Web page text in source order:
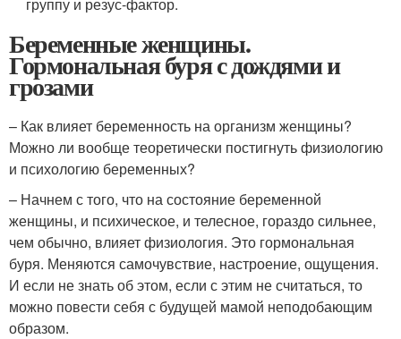
Беременные женщины.
Гормональная буря с дождями и
грозами
– Как влияет беременность на организм женщины?
Можно ли вообще теоретически постигнуть физиологию
и психологию беременных?
– Начнем с того, что на состояние беременной
женщины, и психическое, и телесное, гораздо сильнее,
чем обычно, влияет физиология. Это гормональная
буря. Меняются самочувствие, настроение, ощущения.
И если не знать об этом, если с этим не считаться, то
можно повести себя с будущей мамой неподобающим
образом.